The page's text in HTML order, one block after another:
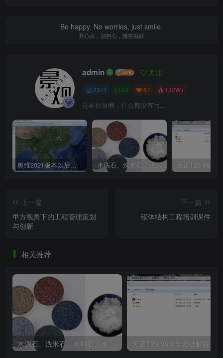
3、材料供应.png
5、休闲区设计.png
Be happy. No worries, just smile.
开心点，别担心，微笑就好
admin 关注
2374 53 67 132W+
这家伙很懒，什么都没有写...
奥维2021版本以后不能用谷歌地图？最新解决办法苹果安卓电脑 水洗石、洗米石、水刷石、水磨石、胶粘石傻傻分不清楚
上一篇
甲方视角下的工程管理策划
与创新
下一篇
砌体结构工程培训课件
相关推荐